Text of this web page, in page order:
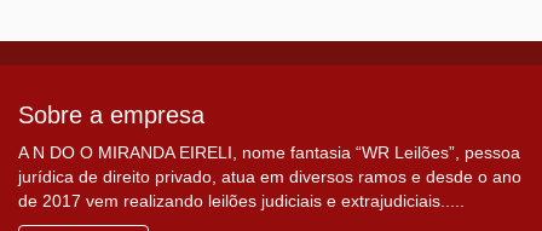
Sobre a empresa
A N DO O MIRANDA EIRELI, nome fantasia “WR Leilões”, pessoa
jurídica de direito privado, atua em diversos ramos e desde o ano
de 2017 vem realizando leilões judiciais e extrajudiciais.....